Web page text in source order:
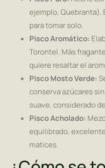
ejemplo, Quebranta).
para tomar solo.
Pisco Aromático:
Torontel. Más
quiere resaltar el
Pisco Mosto Verde:
conserva azúcares
suave, considerado
Pisco Acholado:
equilibrado,
matices.